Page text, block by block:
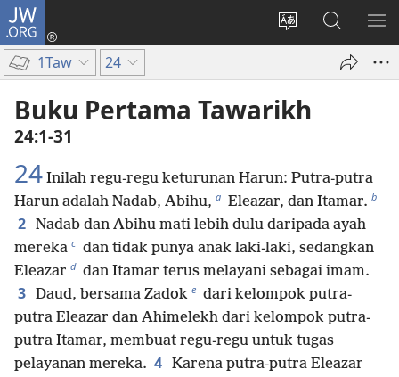
JW.ORG
Ganti
situs
Log
window
baru)
Cari
JW.ORG
1Taw 24
Buku Pertama Tawarikh
24:1-31
24 Inilah regu-regu keturunan Harun: Putra-putra
Harun adalah Nadab, Abihu, a Eleazar, dan Itamar. b
2 Nadab dan Abihu mati lebih dulu daripada ayah
mereka c dan tidak punya anak laki-laki, sedangkan
Eleazar d dan Itamar terus melayani sebagai imam.
3 Daud, bersama Zadok e dari kelompok putra-
putra Eleazar dan Ahimelekh dari kelompok putra-
putra Itamar, membuat regu-regu untuk tugas
pelayanan mereka. 4 Karena putra-putra Eleazar